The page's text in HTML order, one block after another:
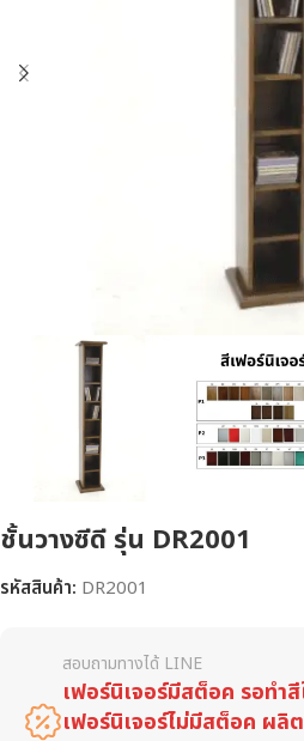
ชั้นวางซีดี รุ่น DR2001
รหัสสินค้า: DR2001
สอบถามทางได้ LINE
เฟอร์นิเจอร์มีสต็อค รอทำ
เฟอร์นิเจอร์ไม่มีสต็อค ผลิ